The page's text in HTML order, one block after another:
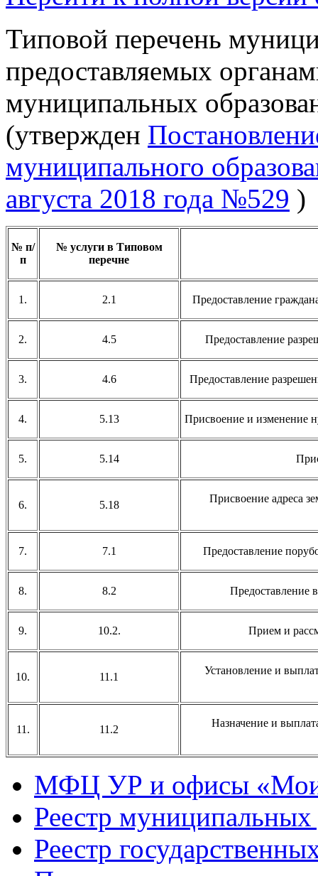
Типовой перечень
предоставляемых
муниципальных
(утвержден
муниципального
августа 2018 года №529 )
№ п/
п
№ услуги в Типовом
перечне
1. 2.1 Предоставление
2. 4.5 Предоставление
3. 4.6 Предоставление
4. 5.13 Присвоение и изменение
5. 5.14
6. 5.18
Присвоение адреса
7. 7.1 Предоставление
8. 8.2 Предоставление
9. 10.2. Прием и
10. 11.1
Установление и
11. 11.2
Назначение и
МФЦ УР и офисы «Мои
Реестр муниципальных
Реестр